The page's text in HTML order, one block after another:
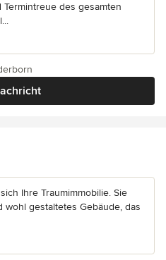
des gesamten
Ihre Traumimmobilie. Sie
gestaltetes Gebäude, das